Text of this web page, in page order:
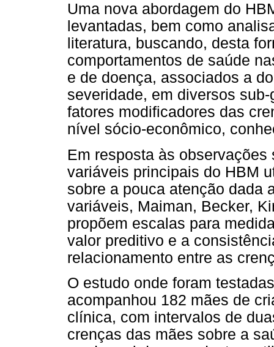
Uma nova abordagem do
levantadas, bem como
literatura, buscando, desta
comportamentos de saúde
e de doença, associados a
severidade, em diversos
fatores modificadores das
nível sócio-econômico,
Em resposta às
variáveis principais do HBM
sobre a pouca atenção dada
variáveis, Maiman, Becker,
propõem escalas para
valor preditivo e a
relacionamento entre as
O estudo onde foram
acompanhou 182 mães de
clínica, com intervalos de
crenças das mães sobre a